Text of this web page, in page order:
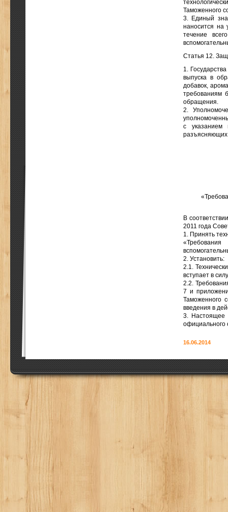
Таможенного
3. Единый
наносится на
течение
Статья 12.
1.
выпуска в
добавок,
требованиям
обращения.
2.
с указанием
разъясняющих
В
2011 года
1. Принять
2. Установить:
2.1.
вступает в
2.2.
7 и
Таможенного
введения в
3. Настоящее
официального
16.06.2014